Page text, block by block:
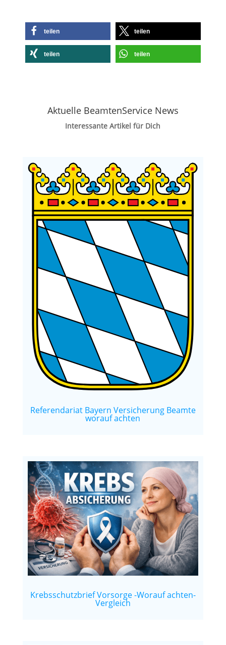
teilen teilen
teilen teilen
Aktuelle BeamtenService News
Interessante Artikel für Dich
Referendariat Bayern Versicherung Beamte
worauf achten
Krebsschutzbrief Vorsorge -Worauf achten-
Vergleich